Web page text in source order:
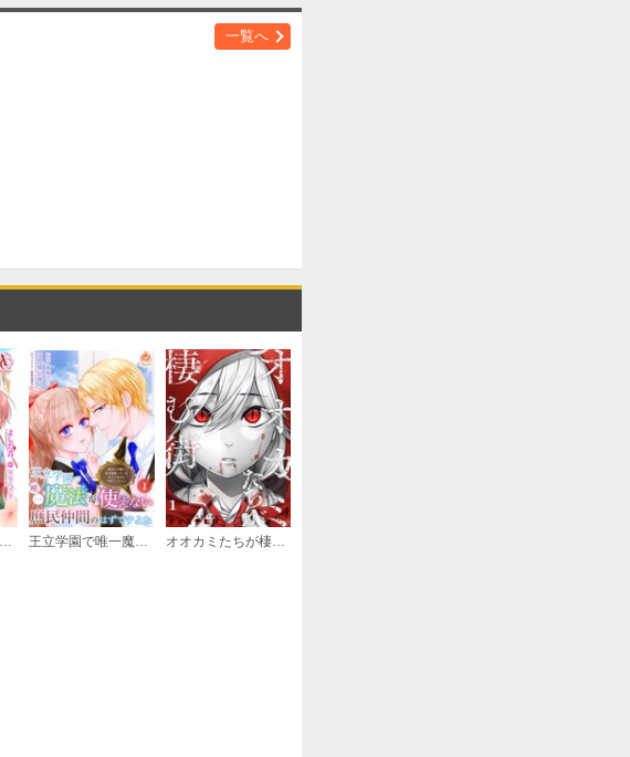
購入する
購入する
購入する
一覧へ
オオカミたちが棲む街